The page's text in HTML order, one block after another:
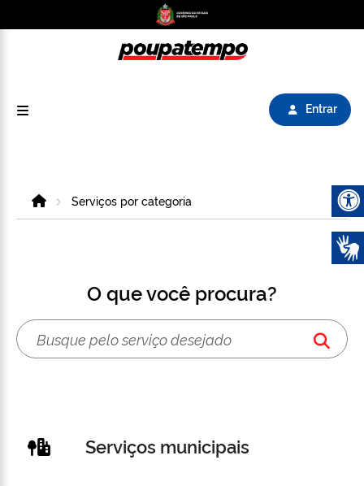
Entrar
HomeServiços por categoria
O que você procura?
Serviços municipais